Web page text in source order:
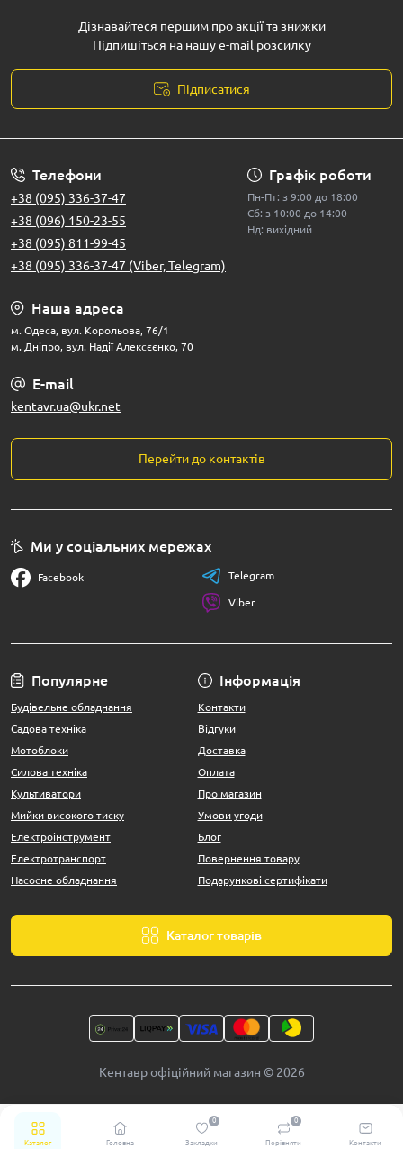
Каталог Головна Закладки
0
Порівняти
0
Контакти
Дізнавайтеся першим про акції та знижки
Підпишіться на нашу e-mail розсилку
Підписатися
Телефони
+38 (095) 336-37-47
+38 (096) 150-23-55
+38 (095) 811-99-45
+38 (095) 336-37-47 (Viber, Telegram)
Графік роботи
Пн-Пт: з 9:00 до 18:00
Сб: з 10:00 до 14:00
Нд: вихідний
Наша адреса
м. Одеса, вул. Корольова, 76/1
м. Дніпро, вул. Надії Алексєєнко, 70
E-mail
kentavr.ua@ukr.net
Перейти до контактів
Популярне
Будівельне обладнання
Садова техніка
Мотоблоки
Силова техніка
Культиватори
Мийки високого тиску
Електроінструмент
Електротранспорт
Насосне обладнання
Інформація
Контакти
Відгуки
Доставка
Оплата
Про магазин
Умови угоди
Блог
Повернення товару
Подарункові сертифікати
Каталог товарів
Ми у соціальних мережах
Facebook Telegram
Viber
Кентавр офіційний магазин © 2026